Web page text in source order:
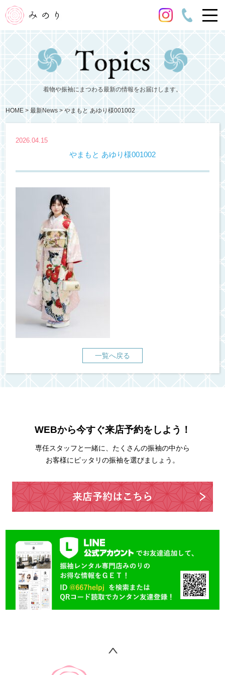
着物や振袖にまつわる最新の情報をお届けします。
HOME 最新News やまもと あゆり様001002
2026.04.15
やまもと あゆり様001002
一覧へ戻る
WEBから今すぐ来店予約をしよう！
専任スタッフと一緒に、たくさんの振袖の中から
お客様にピッタリの振袖を選びましょう。